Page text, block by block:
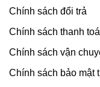
Chính sách đổi trả
Chính sách thanh
Chính sách vận
Chính sách bảo mật